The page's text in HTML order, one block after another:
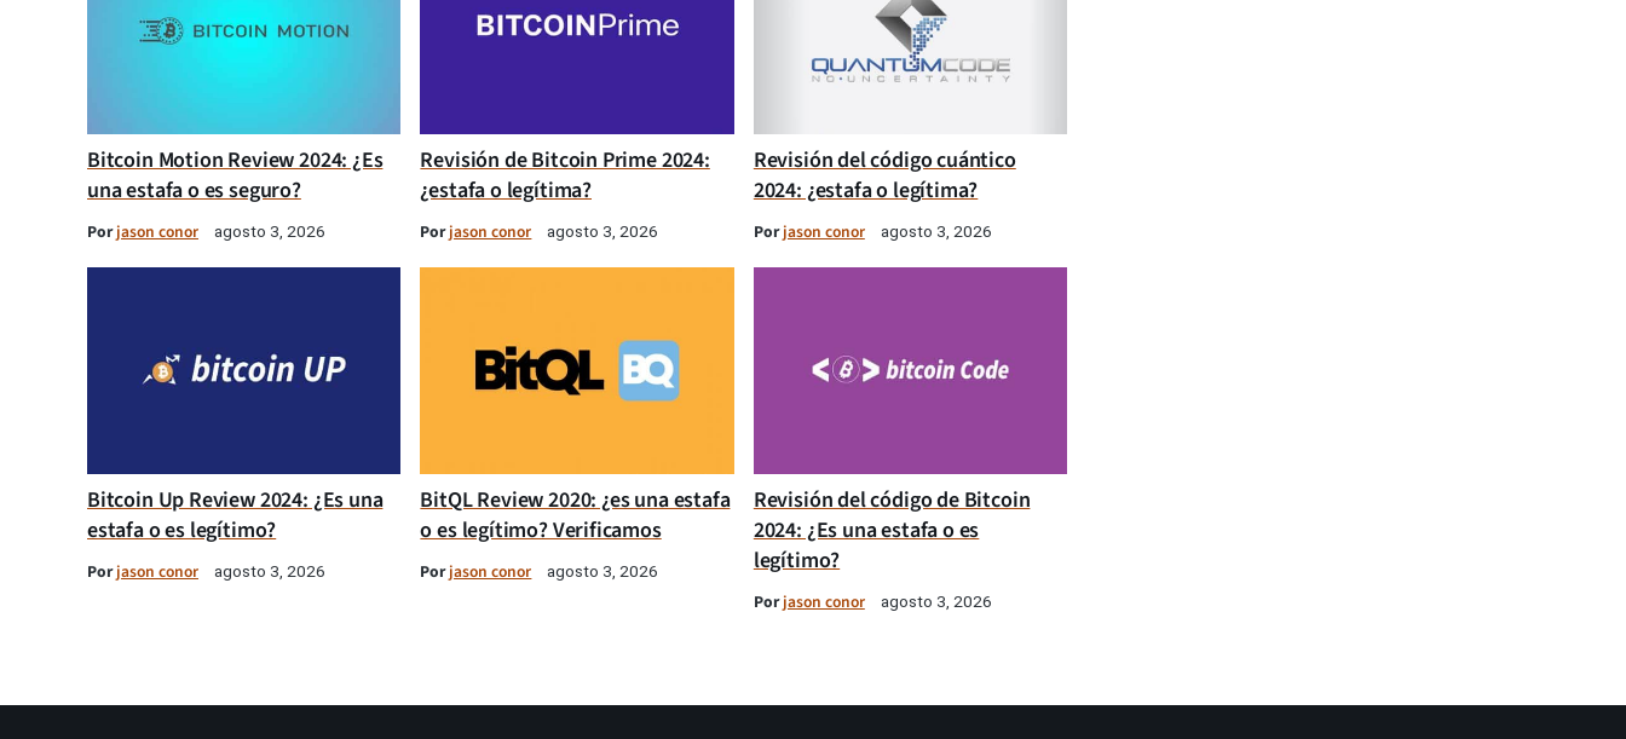
Bitcoin Motion Review 2024: ¿Es
una estafa o es seguro?
Porjason conor agosto 3, 2026
Revisión de Bitcoin Prime 2024:
¿estafa o legítima?
Porjason conor agosto 3, 2026
Revisión del código cuántico
2024: ¿estafa o legítima?
Porjason conor agosto 3, 2026
Bitcoin Up Review 2024: ¿Es una
estafa o es legítimo?
Porjason conor agosto 3, 2026
BitQL Review 2020: ¿es una estafa
o es legítimo? Verificamos
Porjason conor agosto 3, 2026
Revisión del código de Bitcoin
2024: ¿Es una estafa o es
legítimo?
Porjason conor agosto 3, 2026